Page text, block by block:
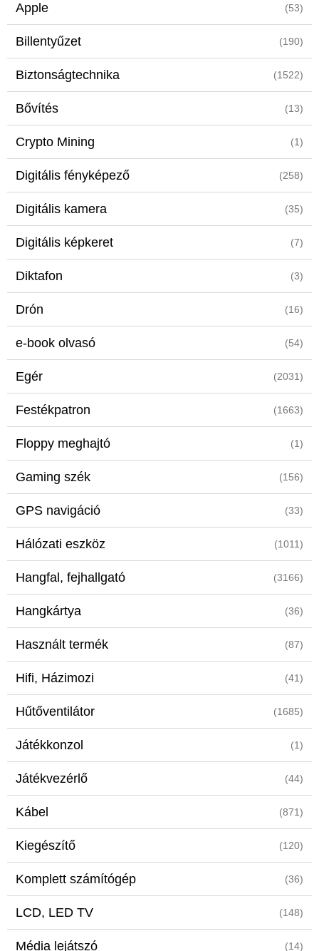
Apple (53)
Billentyűzet (190)
Biztonságtechnika (1522)
Bővítés (13)
Crypto Mining (1)
Digitális fényképező (258)
Digitális kamera (35)
Digitális képkeret (7)
Diktafon (3)
Drón (16)
e-book olvasó (54)
Egér (2031)
Festékpatron (1663)
Floppy meghajtó (1)
Gaming szék (156)
GPS navigáció (33)
Hálózati eszköz (1011)
Hangfal, fejhallgató (3166)
Hangkártya (36)
Használt termék (87)
Hifi, Házimozi (41)
Hűtőventilátor (1685)
Játékkonzol (1)
Játékvezérlő (44)
Kábel (871)
Kiegészítő (120)
Komplett számítógép (36)
LCD, LED TV (148)
Média lejátszó (14)